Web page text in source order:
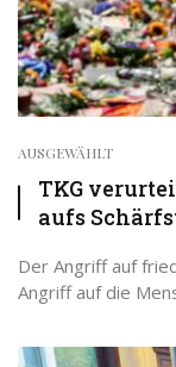
AUSGEWÄHLT
TKG
aufs
Der Angriff auf
Angriff auf die